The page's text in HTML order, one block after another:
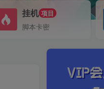
挂机 项目
脚本卡密